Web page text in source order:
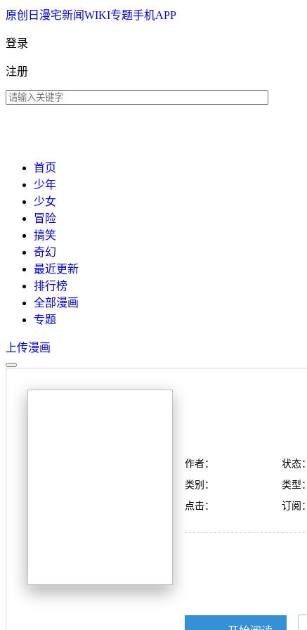
原创 日漫宅新闻WIKI专题手机APP
登录
注册
首页
少年
少女
冒险
搞笑
奇幻
最近更新
排行榜
全部漫画
专题
上传漫画
作者：
状态：
类别：
类型：
点击：
订阅：